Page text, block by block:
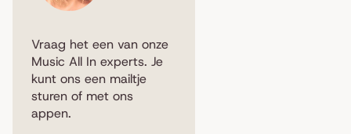
Vraag het een van onze
Music All In experts. Je
kunt ons een mailtje
sturen of met ons
appen.